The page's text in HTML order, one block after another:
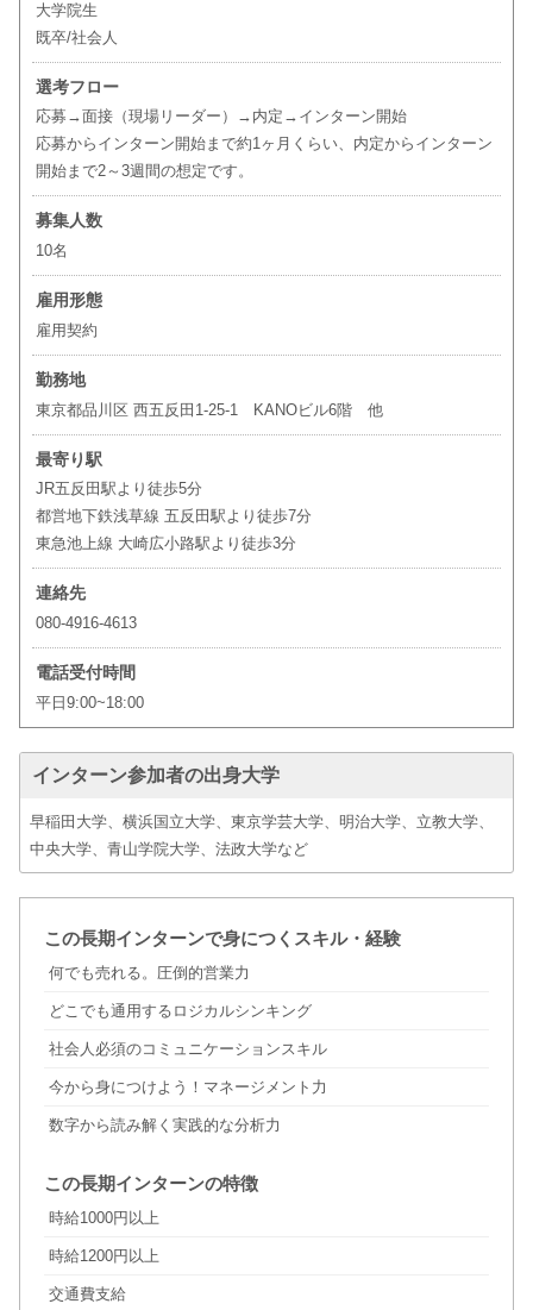
大学院生
既卒/社会人
選考フロー
応募→面接（現場リーダー）→内定→インターン開始
応募からインターン開始まで約1ヶ月くらい、内定からインターン
開始まで2～3週間の想定です。
募集人数
10名
雇用形態
雇用契約
勤務地
東京都品川区 西五反田1-25-1 KANOビル6階 他
最寄り駅
JR五反田駅より徒歩5分
都営地下鉄浅草線 五反田駅より徒歩7分
東急池上線 大崎広小路駅より徒歩3分
連絡先
080-4916-4613
電話受付時間
平日9:00~18:00
インターン参加者の出身大学
早稲田大学、横浜国立大学、東京学芸大学、明治大学、立教大学、
中央大学、青山学院大学、法政大学など
この長期インターンで身につくスキル・経験
何でも売れる。圧倒的営業力
どこでも通用するロジカルシンキング
社会人必須のコミュニケーションスキル
今から身につけよう！マネージメント力
数字から読み解く実践的な分析力
この長期インターンの特徴
時給1000円以上
時給1200円以上
交通費支給